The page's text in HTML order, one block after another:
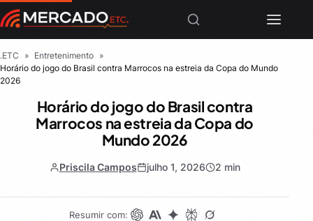
.ETC » Entretenimento »
Horário do jogo do Brasil contra Marrocos na estreia da Copa do Mundo
2026
Horário do jogo do Brasil contra
Marrocos na estreia da Copa do
Mundo 2026
Priscila Campos julho 1, 2026 2 min
Resumir com: